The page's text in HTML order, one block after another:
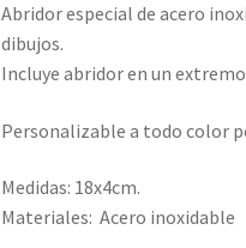
Abridor especial de acero
dibujos.
Incluye abridor en un
Personalizable a todo color
Medidas: 18x4cm.
Materiales: Acero inoxidable